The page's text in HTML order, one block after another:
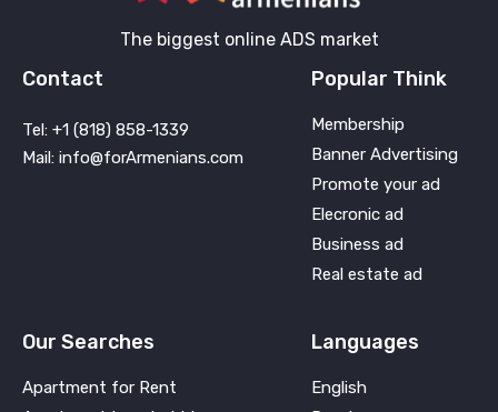
The biggest online ADS market
Contact
Tel: +1 (818) 858-1339
Mail: info@forArmenians.com
Popular Think
Membership
Banner Advertising
Promote your ad
Elecronic ad
Business ad
Real estate ad
Our Searches
Apartment for Rent
Languages
English